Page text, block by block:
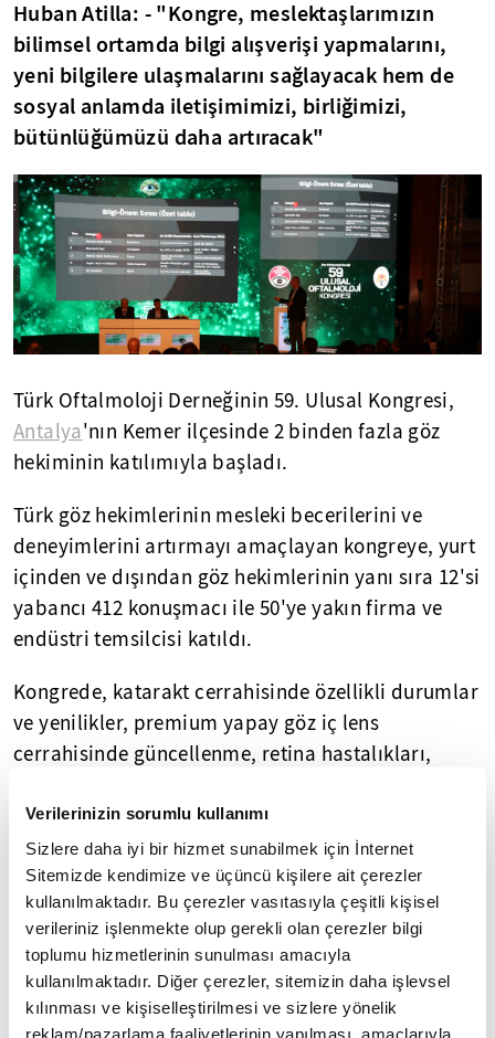
Verilerinizin sorumlu kullanımı
Sizlere daha iyi bir hizmet sunabilmek için İnternet
Sitemizde kendimize ve üçüncü kişilere ait çerezler
kullanılmaktadır. Bu çerezler vasıtasıyla çeşitli kişisel
verileriniz işlenmekte olup gerekli olan çerezler bilgi
toplumu hizmetlerinin sunulması amacıyla
kullanılmaktadır. Diğer çerezler, sitemizin daha işlevsel
kılınması ve kişiselleştirilmesi ve sizlere yönelik
reklam/pazarlama faaliyetlerinin yapılması, amaçlarıyla
Huban Atilla: - "Kongre, meslektaşlarımızın
bilimsel ortamda bilgi alışverişi yapmalarını,
yeni bilgilere ulaşmalarını sağlayacak hem de
sosyal anlamda iletişimimizi, birliğimizi,
bütünlüğümüzü daha artıracak"
Türk Oftalmoloji Derneğinin 59. Ulusal Kongresi,
Antalya'nın Kemer ilçesinde 2 binden fazla göz
hekiminin katılımıyla başladı.
Türk göz hekimlerinin mesleki becerilerini ve
deneyimlerini artırmayı amaçlayan kongreye, yurt
içinden ve dışından göz hekimlerinin yanı sıra 12'si
yabancı 412 konuşmacı ile 50'ye yakın firma ve
endüstri temsilcisi katıldı.
Kongrede, katarakt cerrahisinde özellikli durumlar
ve yenilikler, premium yapay göz iç lens
cerrahisinde güncellenme, retina hastalıkları,
glokom başta olmak üzere oftalmoloji alanındaki
yenilikler ele alınıyor.
Türk Oftalmoloji Derneği Başkanı Prof. Dr. Huban
Atilla, AA muhabirine, kongreyi bu sene Ankara
Şubesi'nin katkısıyla düzenlediklerini ve her türlü
detayı düşündüklerini söyledi.